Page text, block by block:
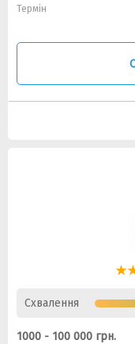
Термін
Схвалення
1000 - 100 000 грн.